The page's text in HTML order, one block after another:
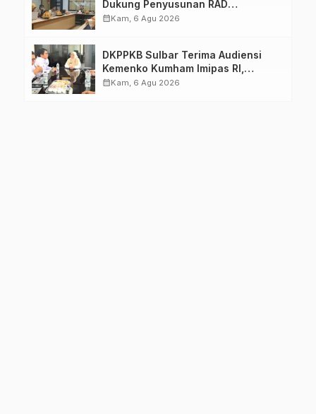
Dukung Penyusunan RAD
TPB/SDGs Sulawesi Barat
calendar_monthKam, 6 Agu 2026
DKPPKB Sulbar Terima Audiensi
Kemenko Kumham Imipas RI,
Perkuat Pelayanan Kesehatan bagi
calendar_monthKam, 6 Agu 2026